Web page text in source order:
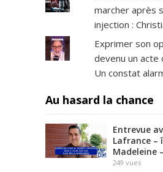
marcher après
injection :
Exprimer son
devenu un acte
Un constat
Au hasard la chance
Entrevue
Lafrance –
Madeleine
249 vues